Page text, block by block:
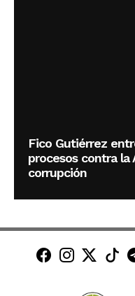
Fico Gutiérrez
procesos contra la
corrupción
Minuto30 en